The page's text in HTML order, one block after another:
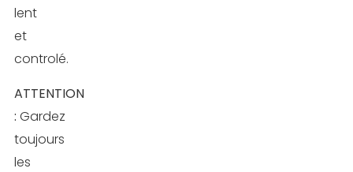
lent
et
controlé.
ATTENTION
: Gardez
toujours
les